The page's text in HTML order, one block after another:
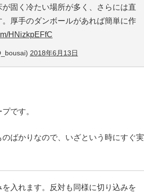
固く冷たい場所が多く、さらには直
厚手のダンボールがあれば簡単に作
HNizkpEFfC
2018年6月13日
です。
ばかりなので、いざという時にすぐ実
入れます。反対も同様に切り込みを